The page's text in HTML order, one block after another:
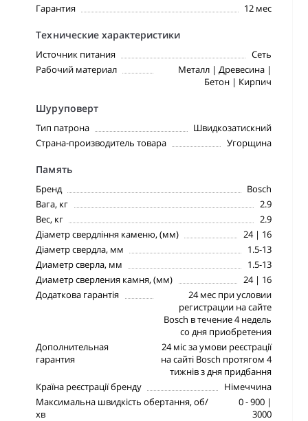
Гарантия
12 мес
Технические характеристики
Источник питания
Сеть
Рабочий материал
Металл | Древесина |
Бетон | Кирпич
Шуруповерт
Тип патрона
Швидкозатискний
Страна-производитель товара
Угорщина
Память
Бренд
Bosch
Вага, кг
2.9
Вес, кг
2.9
Діаметр свердління каменю, (мм)
24 | 16
Діаметр свердла, мм
1.5-13
Диаметр сверла, мм
1.5-13
Диаметр сверления камня, (мм)
24 | 16
Додаткова гарантія
24 мес при условии
регистрации на сайте
Bosch в течение 4 недель
со дня приобретения
Дополнительная
гарантия
24 міс за умови реєстрації
на сайті Bosch протягом 4
тижнів з дня придбання
Країна реєстрації бренду
Німеччина
Максимальна швидкість обертання, об/
хв
0 - 900 |
3000